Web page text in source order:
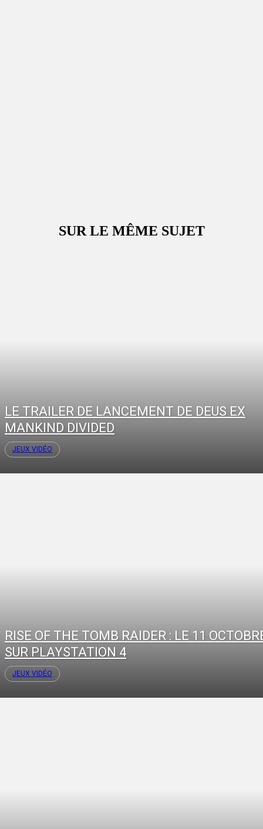
SUR LE MÊME SUJET
LE TRAILER DE LANCEMENT DE DEUS EX
MANKIND DIVIDED
JEUX VIDÉO
RISE OF THE TOMB RAIDER : LE 11
SUR PLAYSTATION 4
JEUX VIDÉO